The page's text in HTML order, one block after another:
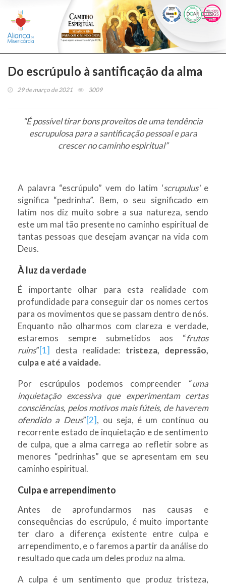
Do escrúpulo à santificação da alma
29 de março de 2021 3009
“É possível tirar bons proveitos de uma tendência
escrupulosa para a santificação pessoal e para
crescer no caminho espiritual”
A palavra “escrúpulo” vem do latim ‘scrupulus’e
significa “pedrinha”. Bem, o seu significado em
latim nos diz muito sobre a sua natureza, sendo
este um mal tão presente no caminho espiritual de
tantas pessoas que desejam avançar na vida com
Deus.
À luz da verdade
É importante olhar para esta realidade com
profundidade para conseguir dar os nomes certos
para os movimentos que se passam dentro de nós.
Enquanto não olharmos com clareza e verdade,
estaremos sempre submetidos aos “frutos
ruins”[1] desta realidade: tristeza, depressão,
culpa e até a vaidade.
Por escrúpulos podemos compreender “uma
inquietação excessiva que experimentam certas
consciências, pelos motivos mais fúteis, de haverem
ofendido a Deus”[2], ou seja, é um contínuo ou
recorrente estado de inquietação e de sentimento
de culpa, que a alma carrega ao refletir sobre as
menores “pedrinhas” que se apresentam em seu
caminho espiritual.
Culpa e arrependimento
Antes de aprofundarmos nas causas e
consequências do escrúpulo, é muito importante
ter claro a diferença existente entre culpa e
arrependimento, e o faremos a partir da análise do
resultado que cada um deles produz na alma.
A culpa é um sentimento que produz tristeza,